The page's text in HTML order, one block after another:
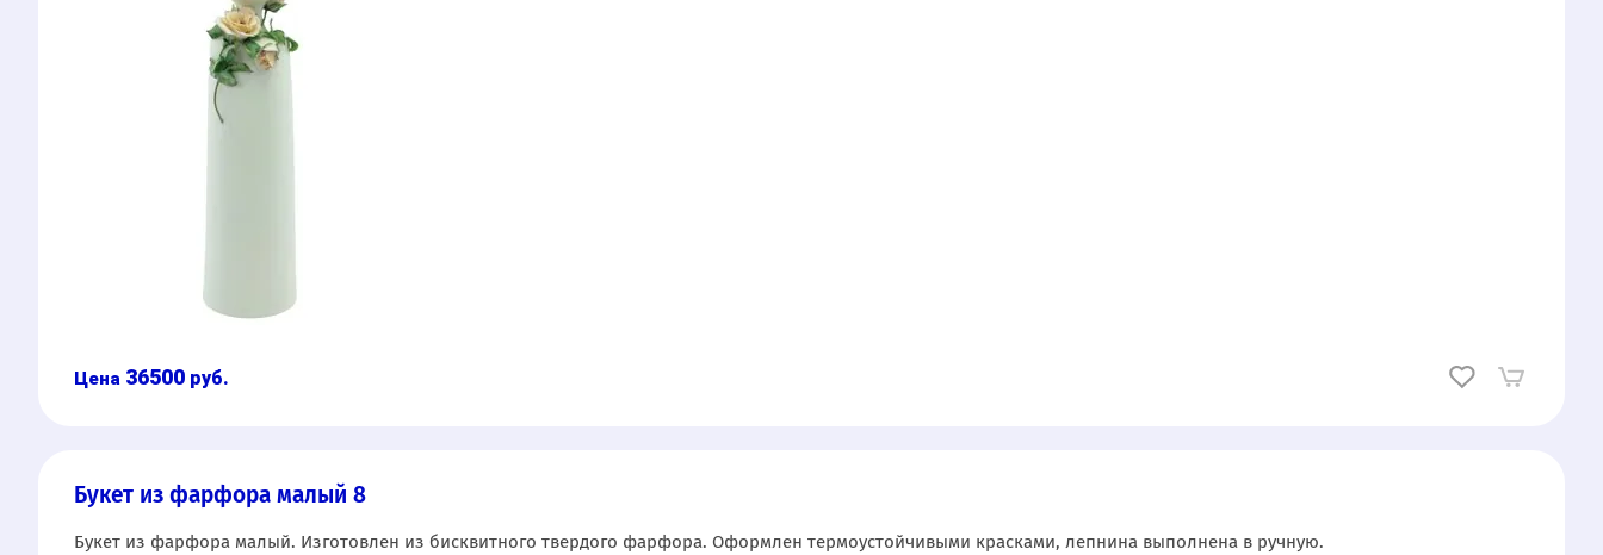
36500 руб.
Букет из фарфора малый 8
Букет из фарфора малый. Изготовлен из бисквитного твердого фарфора. Оформлен термоустойчивыми красками, лепнина выполнена в ручную.